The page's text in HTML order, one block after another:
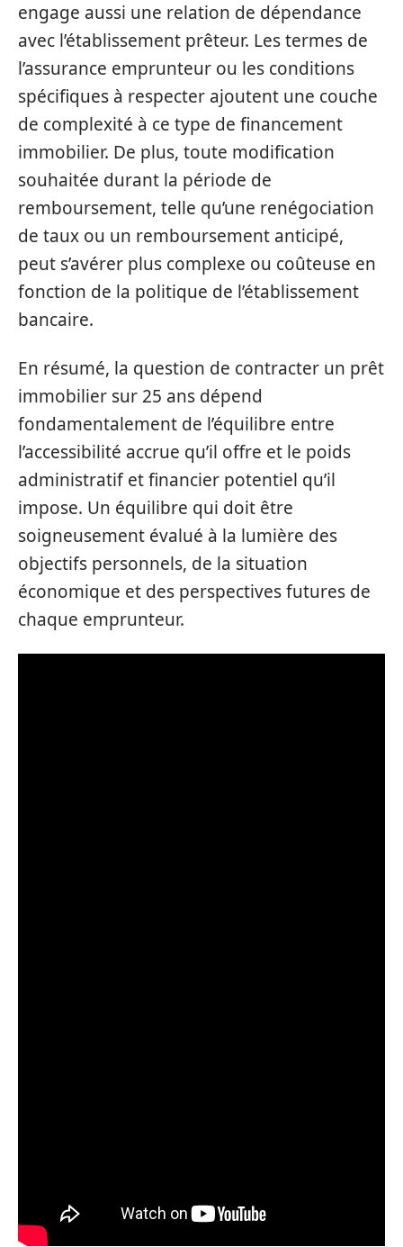
engage aussi une relation de dépendance
avec l’établissement prêteur. Les termes de
l’assurance emprunteur ou les conditions
spécifiques à respecter ajoutent une couche
de complexité à ce type de financement
immobilier. De plus, toute modification
souhaitée durant la période de
remboursement, telle qu’une renégociation
de taux ou un remboursement anticipé,
peut s’avérer plus complexe ou coûteuse en
fonction de la politique de l’établissement
bancaire.
En résumé, la question de contracter un prêt
immobilier sur 25 ans dépend
fondamentalement de l’équilibre entre
l’accessibilité accrue qu’il offre et le poids
administratif et financier potentiel qu’il
impose. Un équilibre qui doit être
soigneusement évalué à la lumière des
objectifs personnels, de la situation
économique et des perspectives futures de
chaque emprunteur.